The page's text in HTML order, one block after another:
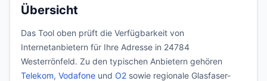
Übersicht
Das Tool oben prüft die Verfügbarkeit von
Internetanbietern für Ihre Adresse in 24784
Westerrönfeld. Zu den typischen Anbietern gehören
Telekom, Vodafone und O2 sowie regionale Glasfaser-